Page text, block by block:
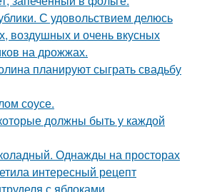
С удовольствием делюсь
воздушных и очень вкусных
на дрожжах.
планируют сыграть свадьбу
соусе.
должны быть у каждой
Однажды на просторах
интересный рецепт